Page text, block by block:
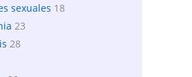
sexuales 18
23
28